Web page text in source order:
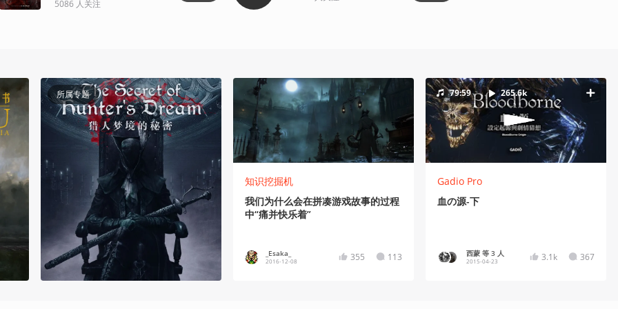
5086 人关注
所属专题
知识挖掘机
我们为什么会在拼凑游戏故事的过程
中“痛并快乐着”
_Esaka_
2016-12-08 355 113
79:59 265.6k
Gadio Pro
血の源-下
西蒙 等 3 人
2015-04-23 3.1k 367